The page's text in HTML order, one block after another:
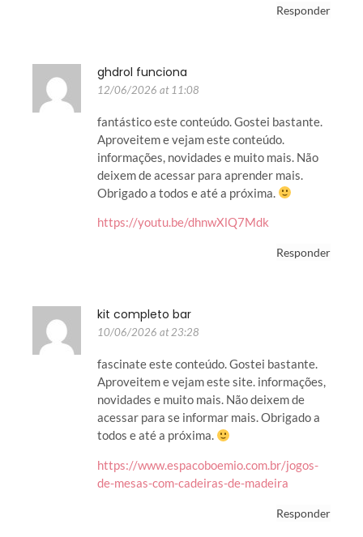
Responder
ghdrol funciona
12/06/2026 at 11:08
fantástico este conteúdo. Gostei bastante.
Aproveitem e vejam este conteúdo.
informações, novidades e muito mais. Não
deixem de acessar para aprender mais.
Obrigado a todos e até a próxima.
https://youtu.be/dhnwXlQ7Mdk
Responder
kit completo bar
10/06/2026 at 23:28
fascinate este conteúdo. Gostei bastante.
Aproveitem e vejam este site. informações,
novidades e muito mais. Não deixem de
acessar para se informar mais. Obrigado a
todos e até a próxima.
https://www.espacoboemio.com.br/jogos-
de-mesas-com-cadeiras-de-madeira
Responder